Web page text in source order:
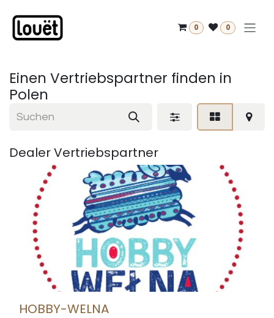
0 0
Einen Vertriebspartner finden in
Polen
DealerVertriebspartner
HOBBY-WELNA